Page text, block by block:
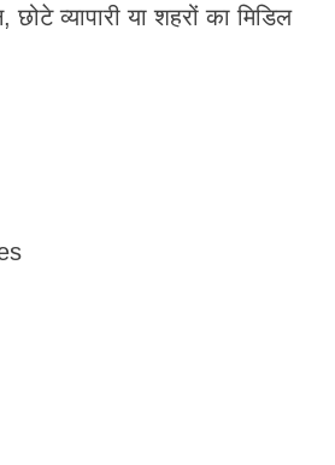
व्यापारी या शहरों का मिडिल